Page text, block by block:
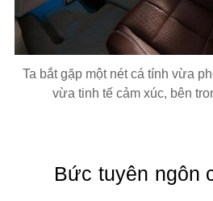
Ta bắt gặp một nét cá tính vừa
vừa tinh tế cảm xúc, bên
Bức tuyên ngôn